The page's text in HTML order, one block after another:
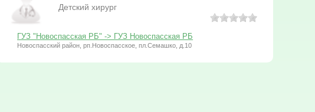
Детский хирург
ГУЗ "Новоспасская РБ" -> ГУЗ Новоспасская РБ
Новоспасский район, рп.Новоспасское, пл.Семашко, д.10